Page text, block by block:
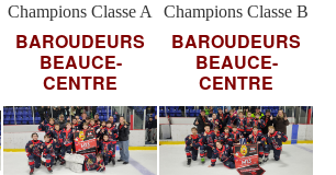
Champions Classe A
BAROUDEURS
BEAUCE-
CENTRE
Champions Classe B
BAROUDEURS
BEAUCE-
CENTRE